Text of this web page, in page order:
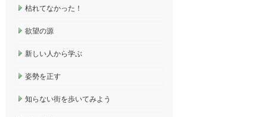
枯れてなかった！
欲望の源
新しい人から学ぶ
姿勢を正す
知らない街を歩いてみよう